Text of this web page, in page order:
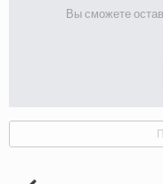
Вы сможете